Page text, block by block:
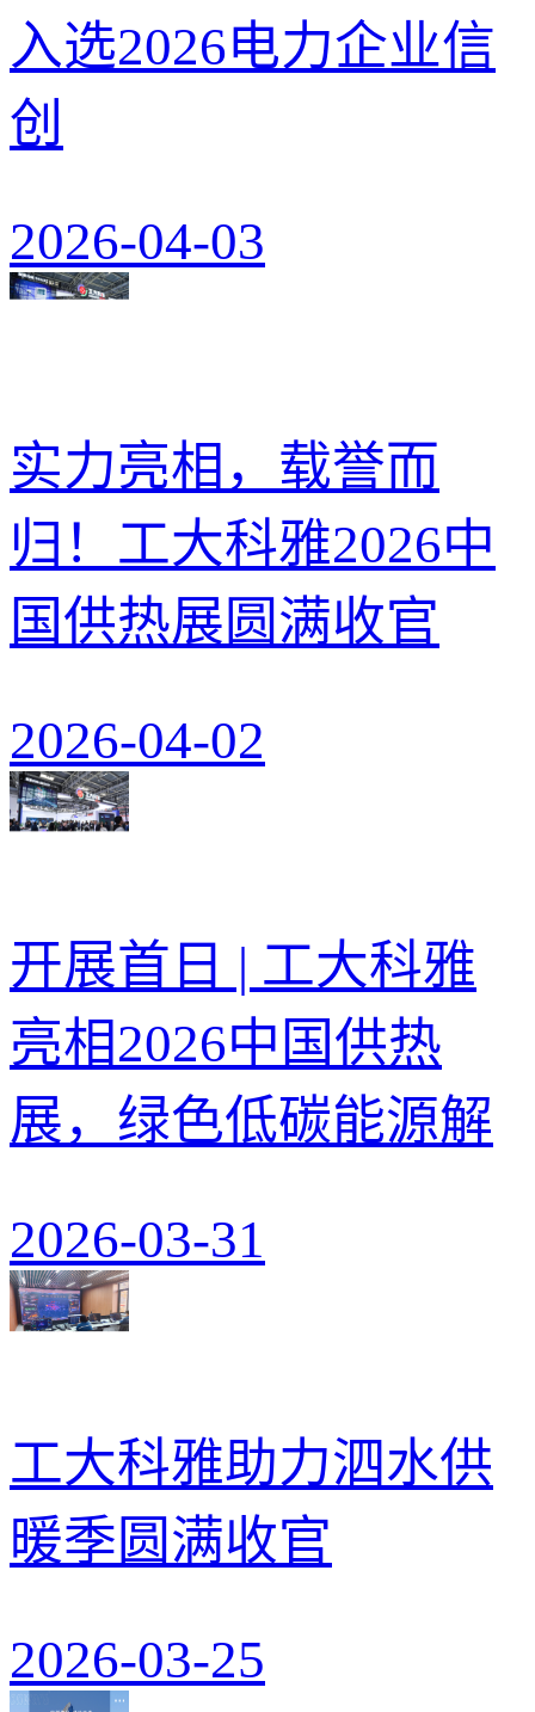
入选2026电力企业信
创
2026-04-03
实力亮相，载誉而
归！工大科雅2026中
国供热展圆满收官
2026-04-02
开展首日 | 工大科雅
亮相2026中国供热
展，绿色低碳能源解
2026-03-31
工大科雅助力泗水供
暖季圆满收官
2026-03-25